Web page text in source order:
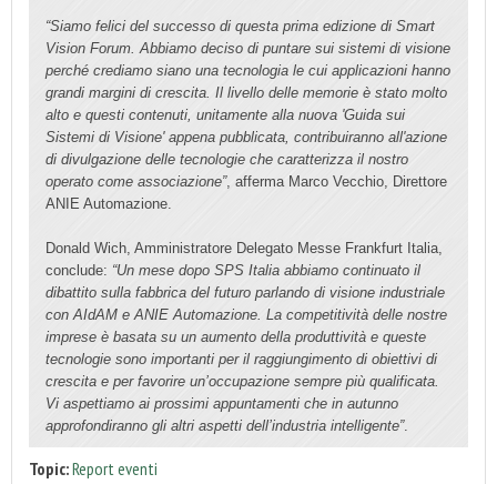
“Siamo felici del successo di questa prima edizione di Smart
Vision Forum. Abbiamo deciso di puntare sui sistemi di visione
perché crediamo siano una tecnologia le cui applicazioni hanno
grandi margini di crescita. Il livello delle memorie è stato molto
alto e questi contenuti, unitamente alla nuova 'Guida sui
Sistemi di Visione' appena pubblicata, contribuiranno all'azione
di divulgazione delle tecnologie che caratterizza il nostro
operato come associazione”, afferma Marco Vecchio, Direttore
ANIE Automazione.
Donald Wich, Amministratore Delegato Messe Frankfurt Italia,
conclude: “Un mese dopo SPS Italia abbiamo continuato il
dibattito sulla fabbrica del futuro parlando di visione industriale
con AIdAM e ANIE Automazione. La competitività delle nostre
imprese è basata su un aumento della produttività e queste
tecnologie sono importanti per il raggiungimento di obiettivi di
crescita e per favorire un’occupazione sempre più qualificata.
Vi aspettiamo ai prossimi appuntamenti che in autunno
approfondiranno gli altri aspetti dell’industria intelligente”.
Topic:Report eventi